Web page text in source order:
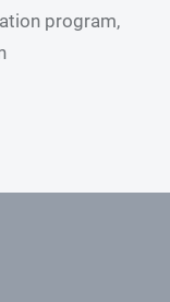
program,